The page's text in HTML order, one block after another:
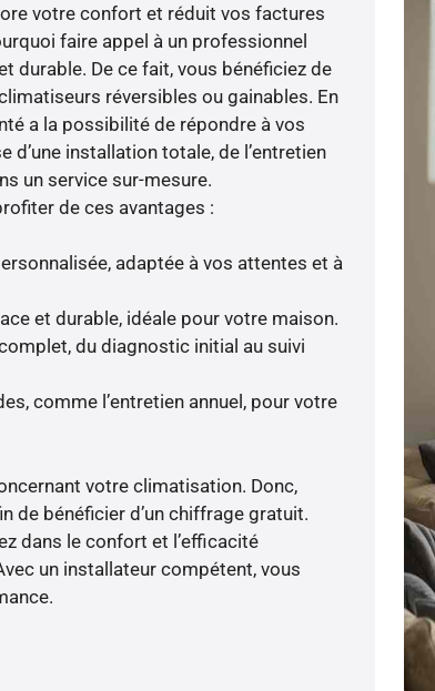
votre confort et réduit vos factures
faire appel à un professionnel
durable. De ce fait, vous bénéficiez de
réversibles ou gainables. En
a la possibilité de répondre à vos
d’une installation totale, de l’entretien
un service sur-mesure.
de ces avantages :
adaptée à vos attentes et à
et durable, idéale pour votre maison.
du diagnostic initial au suivi
comme l’entretien annuel, pour votre
votre climatisation. Donc,
de bénéficier d’un chiffrage gratuit.
dans le confort et l’efficacité
un installateur compétent, vous